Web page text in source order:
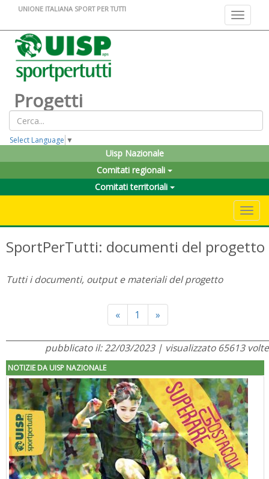
Toggle
UNIONE ITALIANA SPORT PER TUTTI
Progetti
Select Language ▼
Uisp Nazionale
Comitati regionali
Comitati territoriali
SportPerTutti: documenti del progetto
Tutti i documenti, output e materiali del progetto
«Previous
1 »Next
pubblicato il: 22/03/2023 | visualizzato 65613 volte
NOTIZIE DA UISP NAZIONALE